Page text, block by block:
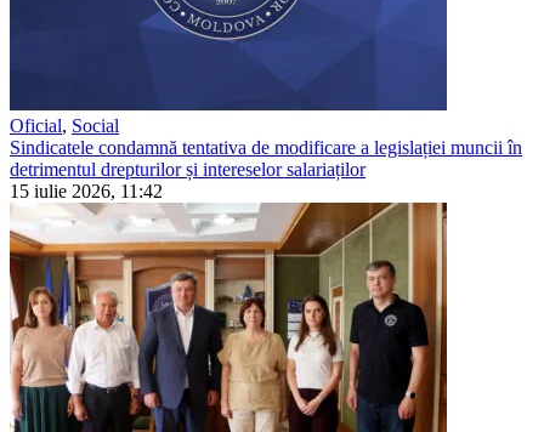
Oficial, Social
Sindicatele condamnă tentativa de modificare a legislației muncii în
detrimentul drepturilor și intereselor salariaților
15 iulie 2026, 11:42